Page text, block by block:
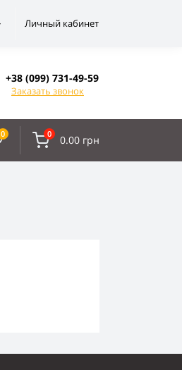
Личный кабинет
+38 (099) 731-49-59
Заказать звонок
0 0 0.00 грн